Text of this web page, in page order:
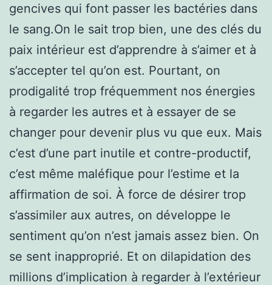
gencives qui font passer les bactéries dans
le sang.On le sait trop bien, une des clés du
paix intérieur est d’apprendre à s’aimer et à
s’accepter tel qu’on est. Pourtant, on
prodigalité trop fréquemment nos énergies
à regarder les autres et à essayer de se
changer pour devenir plus vu que eux. Mais
c’est d’une part inutile et contre-productif,
c’est même maléfique pour l’estime et la
affirmation de soi. À force de désirer trop
s’assimiler aux autres, on développe le
sentiment qu’on n’est jamais assez bien. On
se sent inapproprié. Et on dilapidation des
millions d’implication à regarder à l’extérieur